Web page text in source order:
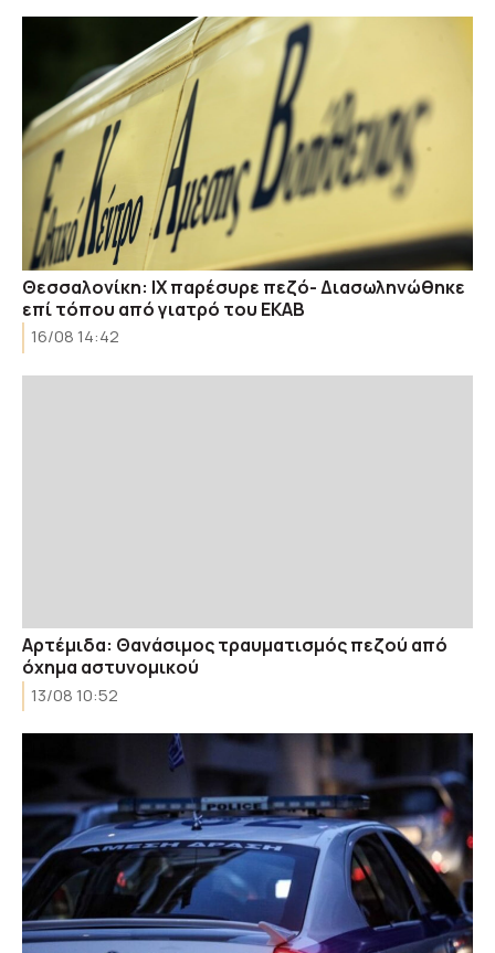
Θεσσαλονίκη: ΙΧ παρέσυρε πεζό- Διασωληνώθηκε
επί τόπου από γιατρό του ΕΚΑΒ
16/08 14:42
Αρτέμιδα: Θανάσιμος τραυματισμός πεζού από
όχημα αστυνομικού
13/08 10:52